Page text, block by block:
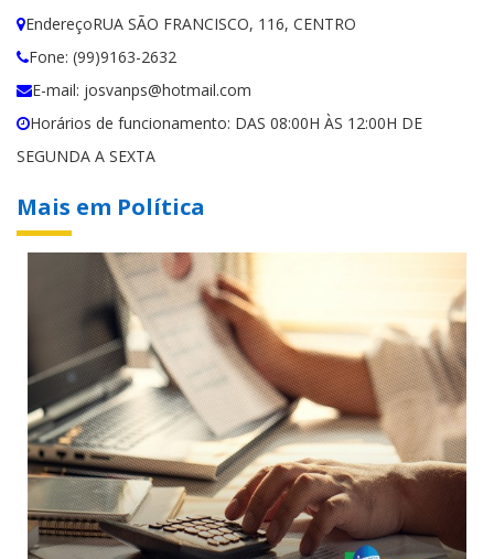
EndereçoRUA SÃO FRANCISCO, 116, CENTRO
Fone: (99)9163-2632
E-mail: josvanps@hotmail.com
Horários de funcionamento: DAS 08:00H ÀS 12:00H DE
SEGUNDA A SEXTA
Mais em Política